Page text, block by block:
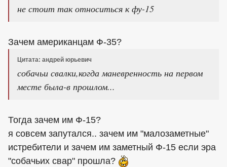
не стоит так относиться к фу-15
Зачем американцам Ф-35?
Цитата: андрей юрьевич
собачьи свалки,когда маневренность на первом
месте была-в прошлом...
Тогда зачем им Ф-15?
я совсем запутался.. зачем им "малозаметные"
истребители и зачем им заметный Ф-15 если эра
"собачьих свар" прошла?